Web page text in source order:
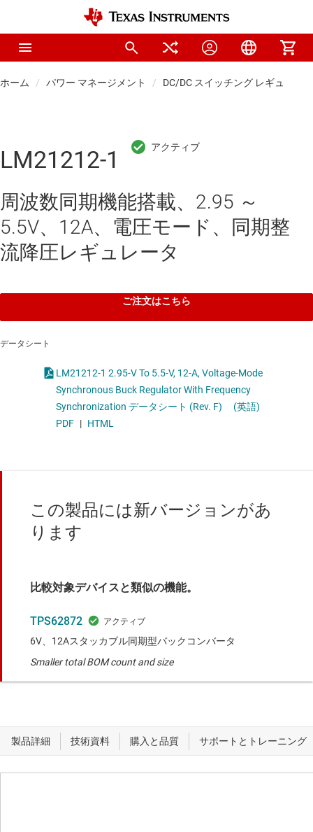
ホーム パワー マネージメント DC/DC スイッチング レギュレータ
LM21212-1
周波数同期機能搭載、2.95 ～
5.5V、12A、電圧モード、同期整
流降圧レギュレータ
ご注文はこちら
データシート
LM21212-1 2.95-V To 5.5-V, 12-A, Voltage-Mode
Synchronous Buck Regulator With Frequency
Synchronization データシート (Rev. F)
(英語)
PDF | HTML
この製品には新バージョンがあ
ります
比較対象デバイスと類似の機能。
TPS62872
6V、12Aスタッカブル同期型バックコンバータ
Smaller total BOM count and size